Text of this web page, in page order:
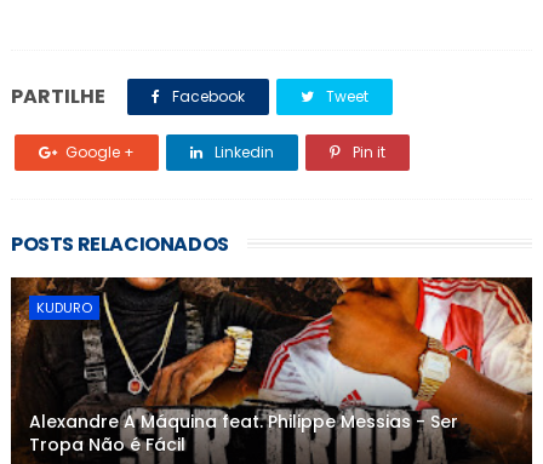
PARTILHE Facebook Tweet
Google + Linkedin Pin it
POSTS RELACIONADOS
KUDURO
Alexandre A Máquina feat. Philippe Messias - Ser
Tropa Não é Fácil